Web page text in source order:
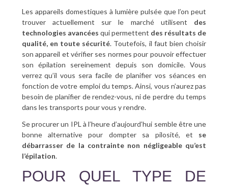
Les appareils domestiques à lumière pulsée que l’on peut
trouver actuellement sur le marché utilisent des
technologies avancées qui permettent des résultats de
qualité, en toute sécurité. Toutefois, il faut bien choisir
son appareil et vérifier ses normes pour pouvoir effectuer
son épilation sereinement depuis son domicile. Vous
verrez qu’il vous sera facile de planifier vos séances en
fonction de votre emploi du temps. Ainsi, vous n’aurez pas
besoin de planifier de rendez-vous, ni de perdre du temps
dans les transports pour vous y rendre.
Se procurer un IPL à l’heure d’aujourd’hui semble être une
bonne alternative pour dompter sa pilosité, et se
débarrasser de la contrainte non négligeable qu’est
l’épilation.
POUR QUEL TYPE DE